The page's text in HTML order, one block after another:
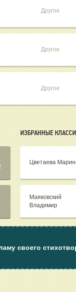
Другое
Другое
Другое
ИЗБРАННЫЕ
Цветаева
Маяковский
Владимир
своего